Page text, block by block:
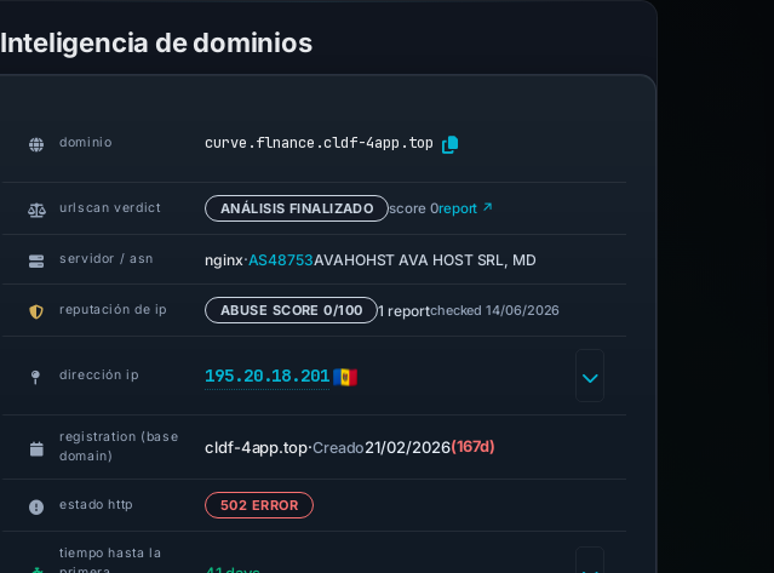
Inteligencia de dominios
dominio curve.flnance.cldf-4app.top
urlscan verdict ANÁLISIS FINALIZADO score 0report ↗
servidor / asn nginx·AS48753AVAHOHST AVA HOST SRL, MD
reputación de ip ABUSE SCORE 0/100 1 reportchecked 14/06/2026
dirección ip 195.20.18.201
registration (base
domain)
cldf-4app.top·Creado21/02/2026(167d)
estado http 502 ERROR
tiempo hasta la